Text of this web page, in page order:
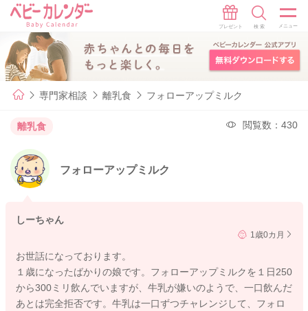
専門家相談 離乳食 フォローアップミルク
離乳食 閲覧数：430
フォローアップミルク
しーちゃん
1歳0カ月
お世話になっております。
１歳になったばかりの娘です。フォローアップミルクを１日250
から300ミリ飲んでいますが、牛乳が嫌いのようで、一口飲んだ
あとは完全拒否です。牛乳は一口ずつチャレンジして、フォロ